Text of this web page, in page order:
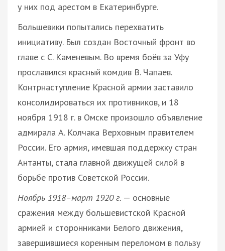
у них под арестом в Екатеринбурге.
Большевики попытались перехватить
инициативу. Был создан Восточный фронт во
главе с С. Каменевым. Во время боёв за Уфу
прославился красный комдив В. Чапаев.
Контрнаступление Красной армии заставило
консолидироваться их противников, и 18
ноября 1918 г. в Омске произошло объявление
адмирала А. Колчака Верховным правителем
России. Его армия, имевшая поддержку стран
Антанты, стала главной движущей силой в
борьбе против Советской России.
Ноябрь 1918–март 1920 г. — основные
сражения между большевистской Красной
армией и сторонниками Белого движения,
завершившиеся коренным переломом в пользу